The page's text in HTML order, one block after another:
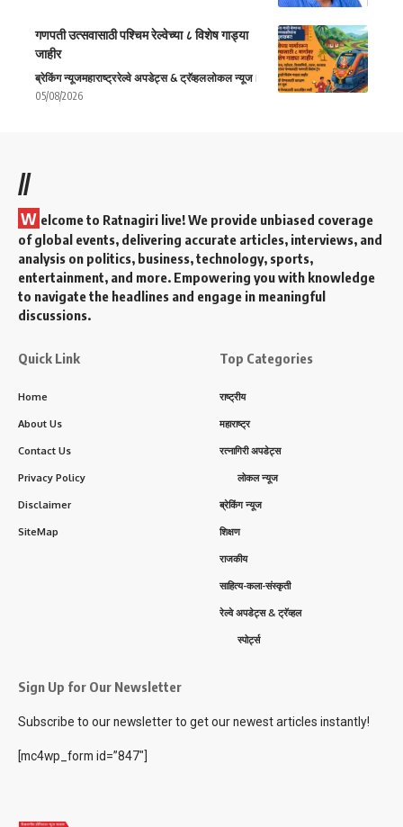
गणपती उत्सवासाठी पश्चिम रेल्वेच्या ८ विशेष गाड्या
जाहीर
ब्रेकिंग न्यूजमहाराष्ट्ररेल्वे अपडेट्स & ट्रॅव्हललोकल न्यूज
05/08/2026
//
W elcome to Ratnagiri live! We provide unbiased coverage
of global events, delivering accurate articles, interviews, and
analysis on politics, business, technology, sports,
entertainment, and more. Empowering you with knowledge
to navigate the headlines and engage in meaningful
discussions.
Quick Link
Home
About Us
Contact Us
Privacy Policy
Disclaimer
SiteMap
Top Categories
राष्ट्रीय
महाराष्ट्र
रत्नागिरी अपडेट्स
लोकल न्यूज
ब्रेकिंग न्यूज
शिक्षण
राजकीय
साहित्य-कला-संस्कृती
रेल्वे अपडेट्स & ट्रॅव्हल
स्पोर्ट्स
Sign Up for Our Newsletter
Subscribe to our newsletter to get our newest articles instantly!
[mc4wp_form id=”847″]